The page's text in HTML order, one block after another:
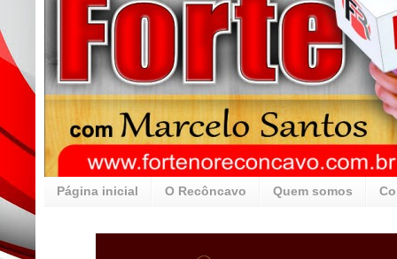
Página inicial O Recôncavo Quem somos